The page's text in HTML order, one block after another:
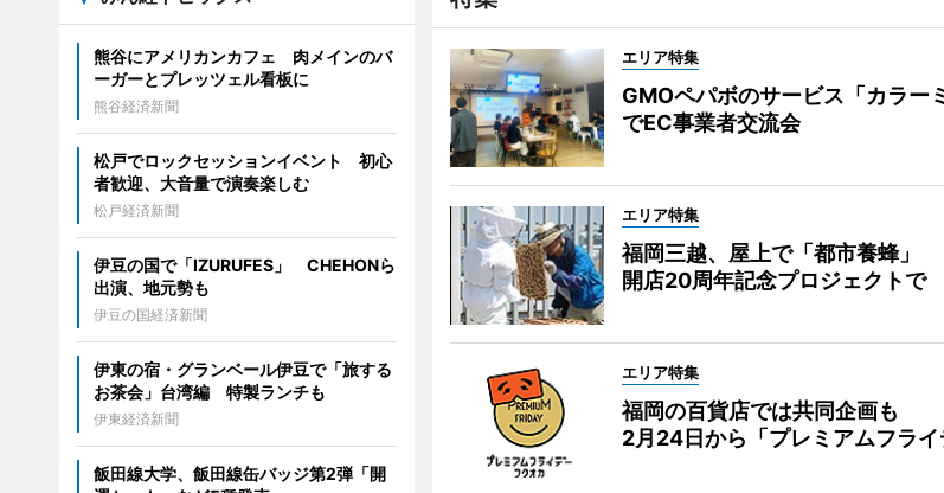
エリア特集
GMOペパボのサービス「カラー
でEC事業者交流会
エリア特集
福岡三越、屋上で「都市養蜂」
開店20周年記念プロジェクトで
エリア特集
福岡の百貨店では共同企画も
2月24日から「プレミアムフライ
熊谷にアメリカンカフェ 肉メインのバ
ーガーとプレッツェル看板に
熊谷経済新聞
松戸でロックセッションイベント 初心
者歓迎、大音量で演奏楽しむ
松戸経済新聞
伊豆の国で「IZURUFES」 CHEHONら
出演、地元勢も
伊豆の国経済新聞
伊東の宿・グランベール伊豆で「旅する
お茶会」台湾編 特製ランチも
伊東経済新聞
飯田線大学、飯田線缶バッジ第2弾「開